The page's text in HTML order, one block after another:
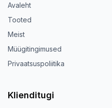
Avaleht
Tooted
Meist
Müügitingimused
Privaatsuspoliitika
Klienditugi